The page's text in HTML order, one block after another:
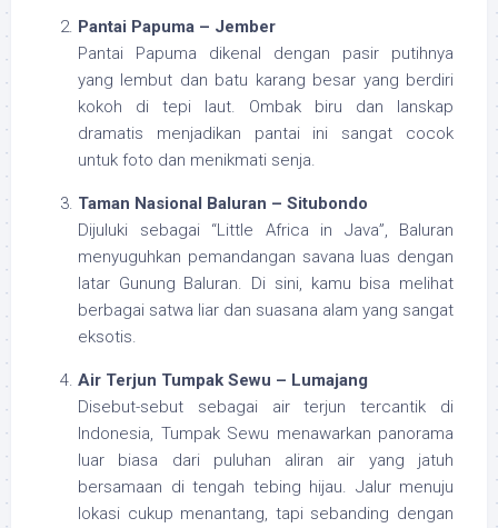
Pantai Papuma – Jember
Pantai Papuma dikenal dengan pasir putihnya
yang lembut dan batu karang besar yang berdiri
kokoh di tepi laut. Ombak biru dan lanskap
dramatis menjadikan pantai ini sangat cocok
untuk foto dan menikmati senja.
Taman Nasional Baluran – Situbondo
Dijuluki sebagai “Little Africa in Java”, Baluran
menyuguhkan pemandangan savana luas dengan
latar Gunung Baluran. Di sini, kamu bisa melihat
berbagai satwa liar dan suasana alam yang sangat
eksotis.
Air Terjun Tumpak Sewu – Lumajang
Disebut-sebut sebagai air terjun tercantik di
Indonesia, Tumpak Sewu menawarkan panorama
luar biasa dari puluhan aliran air yang jatuh
bersamaan di tengah tebing hijau. Jalur menuju
lokasi cukup menantang, tapi sebanding dengan